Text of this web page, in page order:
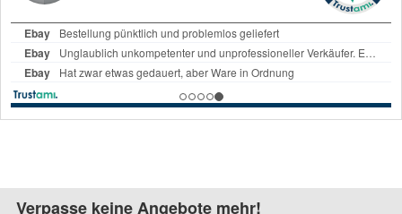
Verpasse keine Angebote mehr!